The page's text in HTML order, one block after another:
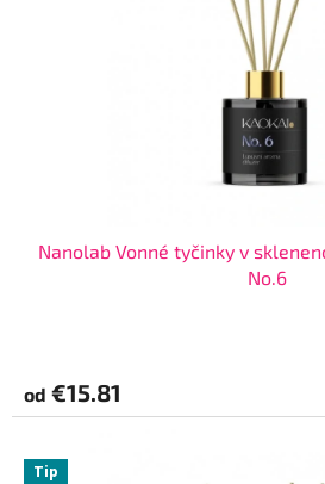
Nanolab Vonné tyčinky v
No.6
od €15.81
Tip